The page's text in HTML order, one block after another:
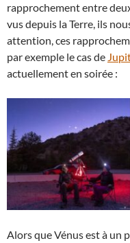
rapprochement entre
vus depuis la Terre, ils
attention, ces
par exemple le cas de
actuellement en soirée :
Alors que Vénus est à un